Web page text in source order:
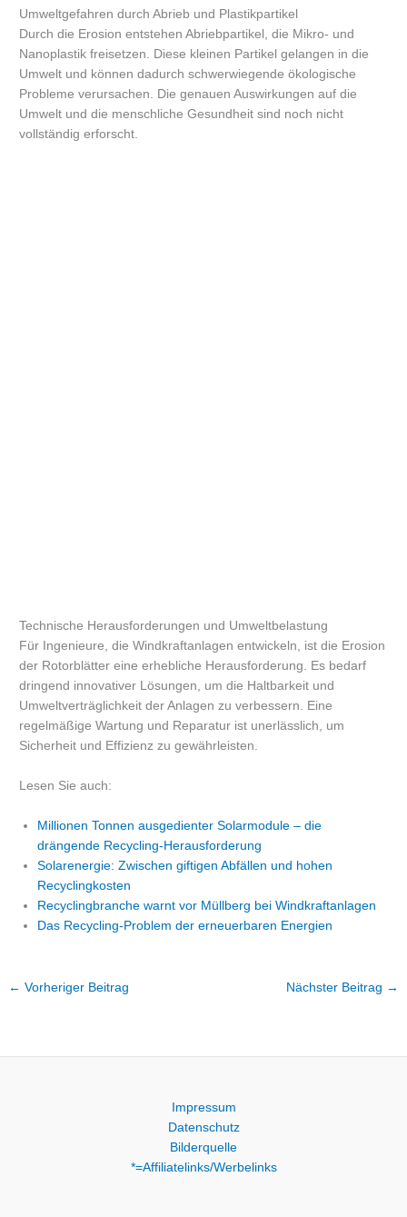
Umweltgefahren durch Abrieb und Plastikpartikel
Durch die Erosion entstehen Abriebpartikel, die Mikro- und
Nanoplastik freisetzen. Diese kleinen Partikel gelangen in die
Umwelt und können dadurch schwerwiegende ökologische
Probleme verursachen. Die genauen Auswirkungen auf die
Umwelt und die menschliche Gesundheit sind noch nicht
vollständig erforscht.
Technische Herausforderungen und Umweltbelastung
Für Ingenieure, die Windkraftanlagen entwickeln, ist die Erosion
der Rotorblätter eine erhebliche Herausforderung. Es bedarf
dringend innovativer Lösungen, um die Haltbarkeit und
Umweltverträglichkeit der Anlagen zu verbessern. Eine
regelmäßige Wartung und Reparatur ist unerlässlich, um
Sicherheit und Effizienz zu gewährleisten.
Lesen Sie auch:
Millionen Tonnen ausgedienter Solarmodule – die
drängende Recycling-Herausforderung
Solarenergie: Zwischen giftigen Abfällen und hohen
Recyclingkosten
Recyclingbranche warnt vor Müllberg bei Windkraftanlagen
Das Recycling-Problem der erneuerbaren Energien
← Vorheriger Beitrag Nächster Beitrag →
Impressum
Datenschutz
Bilderquelle
*=Affiliatelinks/Werbelinks